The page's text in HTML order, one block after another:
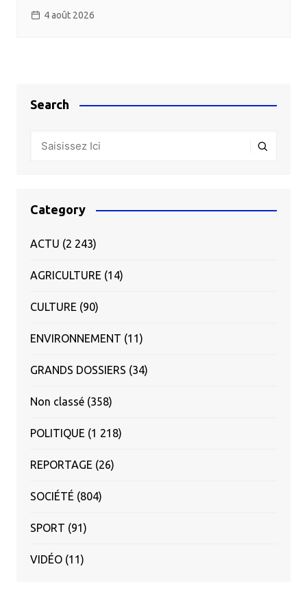
4 août 2026
Search
Category
ACTU (2 243)
AGRICULTURE (14)
CULTURE (90)
ENVIRONNEMENT (11)
GRANDS DOSSIERS (34)
Non classé(358)
POLITIQUE (1 218)
REPORTAGE (26)
SOCIÉTÉ (804)
SPORT (91)
VIDÉO(11)